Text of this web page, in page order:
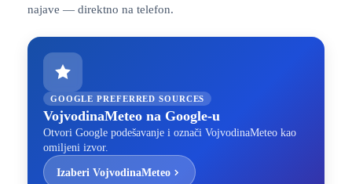
najave — direktno na telefon.
GOOGLE PREFERRED SOURCES
VojvodinaMeteo na Google-u
Otvori Google podešavanje i označi VojvodinaMeteo kao
omiljeni izvor.
Izaberi VojvodinaMeteo